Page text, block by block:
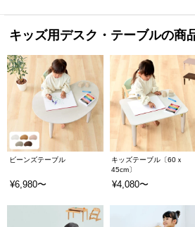
キッズ用デスク・テーブルの商
ビーンズテーブル
¥6,980〜
キッズテーブル〔60ｘ
45cm〕
¥4,080〜